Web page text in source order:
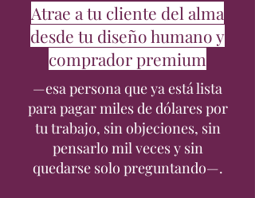
Atrae a tu cliente del alma
desde tu diseño humano y
comprador premium
—esa persona que ya está lista
para pagar miles de dólares por
tu trabajo, sin objeciones, sin
pensarlo mil veces y sin
quedarse solo preguntando—.